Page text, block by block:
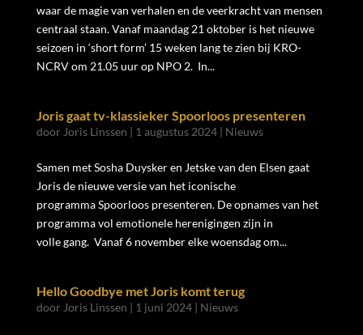
waar de magie van verhalen en de veerkracht van mensen
centraal staan. Vanaf maandag 21 oktober is het nieuwe
seizoen in ‘short form’ 15 weken lang te zien bij KRO-
NCRV om 21.05 uur op NPO 2. In...
Joris gaat tv-klassieker Spoorloos presenteren
door Joris Linssen | 1 augustus 2024| Nieuws
Samen met Sosha Duysker en Jetske van den Elsen gaat
Joris de nieuwe versie van het iconische
programma Spoorloos presenteren. De opnames van het
programma vol emotionele herenigingen zijn in
volle gang. Vanaf 6 november elke woensdag om...
Hello Goodbye met Joris komt terug
door Joris Linssen | 1 juni 2024| Nieuws